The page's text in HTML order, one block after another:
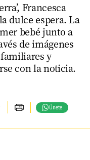
Francesca
dulce espera. La
bebé junto a
de imágenes
y
con la noticia.
Únete